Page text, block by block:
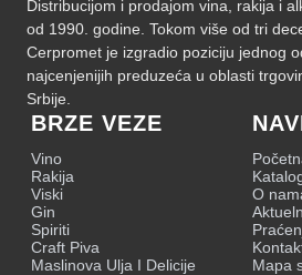
Distribucijom i prodajom vina, rakija i
od 1990. godine. Tokom više od tri
Cerpromet je izgradio poziciju jednog
najcenjenijih preduzeća u oblasti
Srbije.
BRZE VEZE
Vino
Rakija
Viski
Gin
Spiriti
Craft Piva
Maslinova Ulja I Delicije
O
Mapa